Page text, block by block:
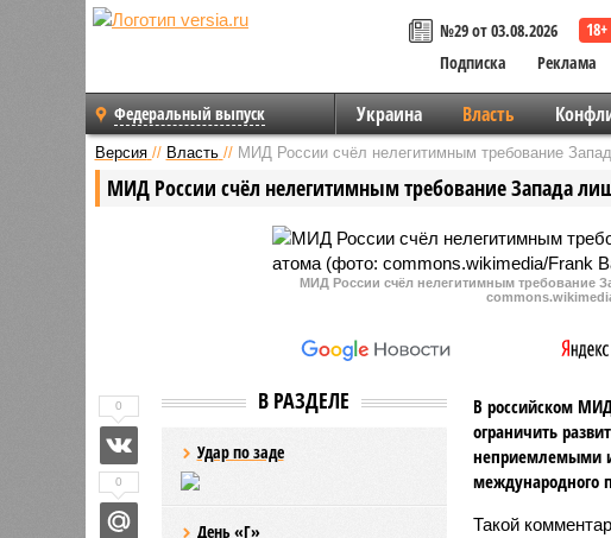
№29 от 03.08.2026
Подписка
Реклама
Федеральный выпуск Украина Власть
Версия // Власть // МИД России счёл нелегитимным требование
МИД России счёл нелегитимным требование Запада
МИД России счёл нелегитимным требование
В РАЗДЕЛЕ
Удар по заде
День «Г»
В российском
ограничить
неприемлемыми
международного
Такой
0
0